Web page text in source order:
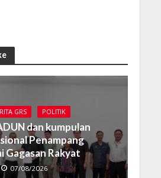
GRS POLITIK
dan kumpulan
Penampang
Gagasan Rakyat
07/08/2026